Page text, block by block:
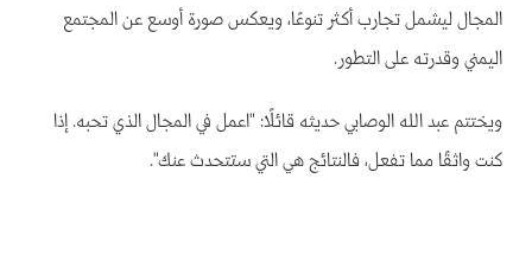
المجال ليشمل تجارب أكثر تنوعًا، ويعكس صورة أوسع عن المجتمع
اليمني وقدرته على التطور.
ويختتم عبد الله الوصابي حديثه قائلًا: "اعمل في المجال الذي تحبه. إذا
كنت واثقًا مما تفعل، فالنتائج هي التي ستتحدث عنك".